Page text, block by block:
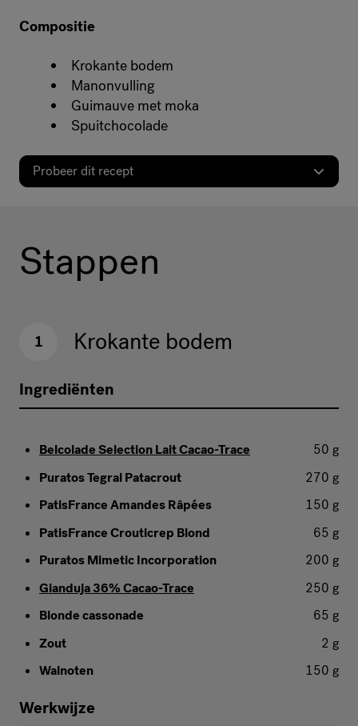
Compositie
Krokante bodem
Manonvulling
Guimauve met moka
Spuitchocolade
Probeer dit recept
Stappen
1 Krokante bodem
Ingrediënten
Belcolade Selection Lait Cacao-Trace
50 g
Puratos Tegral Patacrout
270 g
PatisFrance Amandes Râpées
150 g
PatisFrance Crouticrep Blond
65 g
Puratos Mimetic Incorporation
200 g
Gianduja 36% Cacao-Trace
250 g
Blonde cassonade
65 g
Zout
2 g
Walnoten
150 g
Werkwijze